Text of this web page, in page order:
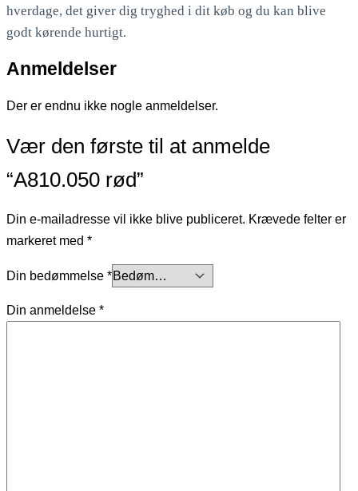
hverdage, det giver dig tryghed i dit køb og du kan blive
godt kørende hurtigt.
Anmeldelser
Der er endnu ikke nogle anmeldelser.
Vær den første til at anmelde
“A810.050 rød”
Din e-mailadresse vil ikke blive publiceret. Krævede felter er
markeret med *
Din bedømmelse *
Din anmeldelse *